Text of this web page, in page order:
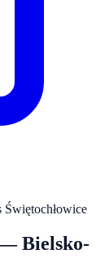
Świętochłowice
—Bielsko-